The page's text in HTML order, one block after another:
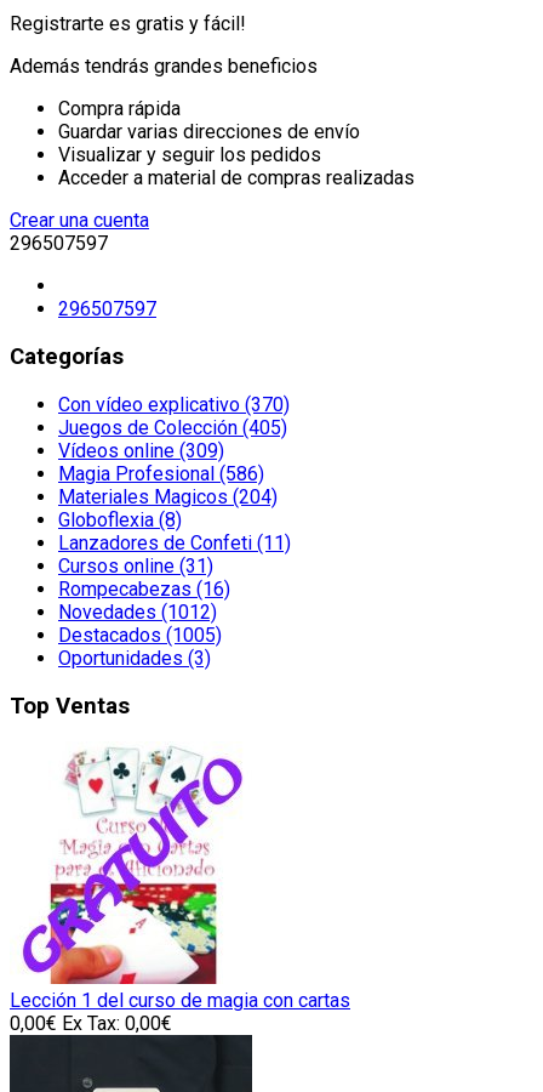
Registrarte es gratis y fácil!
Además tendrás grandes beneficios
Compra rápida
Guardar varias direcciones de envío
Visualizar y seguir los pedidos
Acceder a material de compras realizadas
Crear una cuenta
296507597
296507597
Categorías
Con vídeo explicativo (370)
Juegos de Colección (405)
Vídeos online (309)
Magia Profesional (586)
Materiales Magicos (204)
Globoflexia (8)
Lanzadores de Confeti (11)
Cursos online (31)
Rompecabezas (16)
Novedades (1012)
Destacados (1005)
Oportunidades (3)
Top Ventas
Lección 1 del curso de magia con cartas
0,00€ Ex Tax: 0,00€